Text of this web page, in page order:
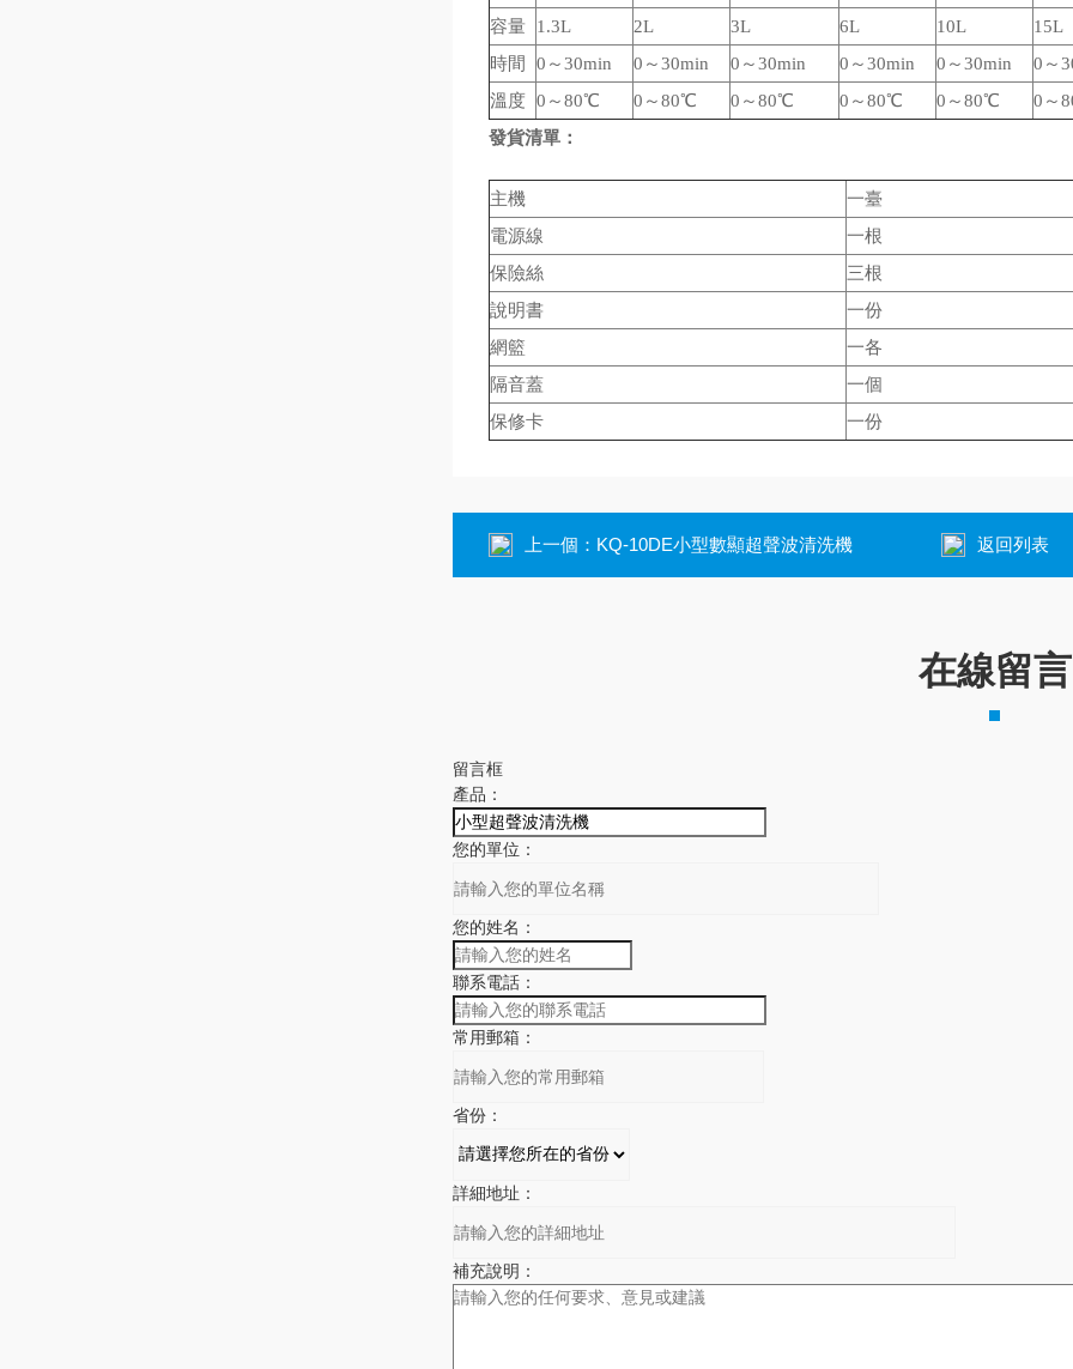
容量
1.3L 2L 3L 6L 10L 15L
時間
0～30min 0～30min 0～30min 0～30min 0～30min 0～
溫度 0～80℃ 0～80℃ 0～80℃ 0～80℃ 0～80℃ 0～
發貨清單：
主機
一臺
電源線
一根
保險絲
三根
說明書
一份
網籃
一各
隔音蓋
一個
保修卡
一份
上一個： KQ-10DE小型數顯超聲波清洗機 返回列表
在線留言
留言框
產品：
您的單位：
您的姓名：
聯系電話：
常用郵箱：
省份：
詳細地址：
補充說明：